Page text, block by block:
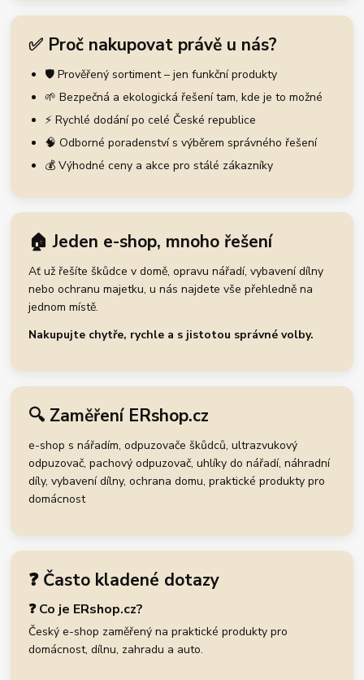
✅ Proč nakupovat právě u nás?
🛡️ Prověřený sortiment – jen funkční produkty
🌱 Bezpečná a ekologická řešení tam, kde je to možné
⚡ Rychlé dodání po celé České republice
🧠 Odborné poradenství s výběrem správného řešení
💰 Výhodné ceny a akce pro stálé zákazníky
🏠 Jeden e-shop, mnoho řešení
Ať už řešíte škůdce v domě, opravu nářadí, vybavení dílny
nebo ochranu majetku, u nás najdete vše přehledně na
jednom místě.
Nakupujte chytře, rychle a s jistotou správné volby.
🔍 Zaměření ERshop.cz
e-shop s nářadím, odpuzovače škůdců, ultrazvukový
odpuzovač, pachový odpuzovač, uhlíky do nářadí, náhradní
díly, vybavení dílny, ochrana domu, praktické produkty pro
domácnost
❓ Často kladené dotazy
❓ Co je ERshop.cz?
Český e-shop zaměřený na praktické produkty pro
domácnost, dílnu, zahradu a auto.